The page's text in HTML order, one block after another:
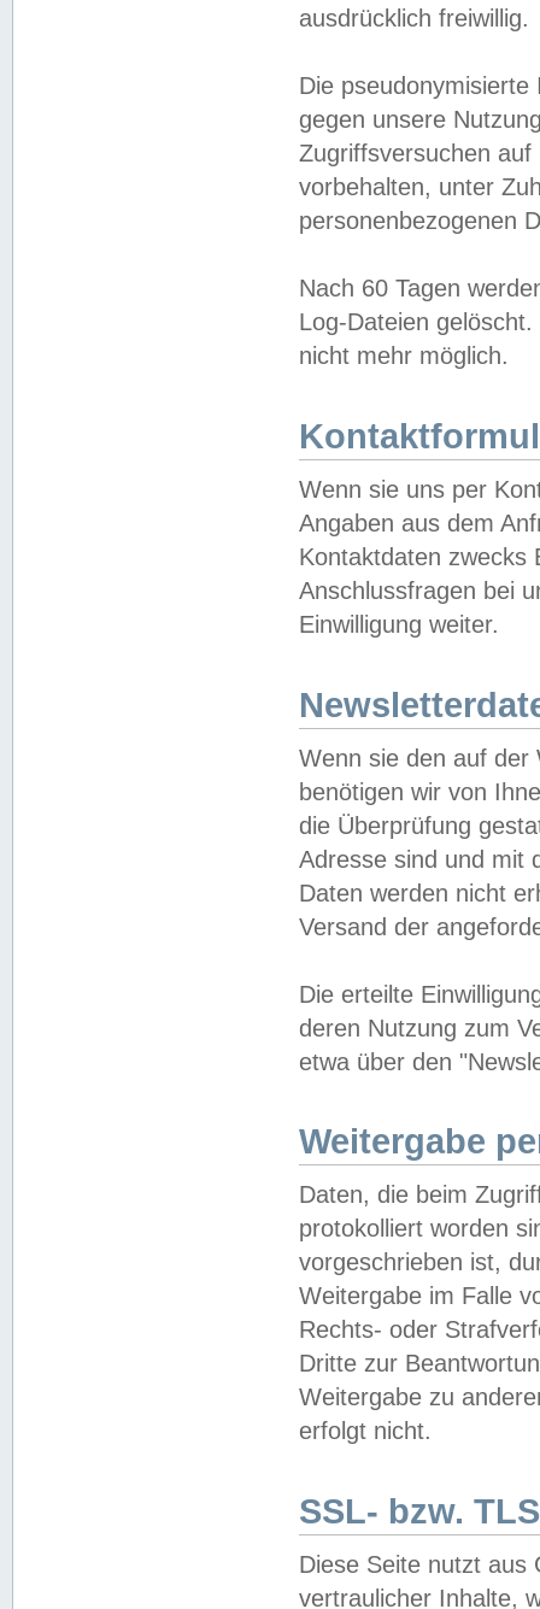
ausdrücklich freiwillig.
Die
gegen unsere
Zugriffsversuchen
vorbehalten, unter
personenbezogenen
Nach 60 Tagen
Log-Dateien
nicht mehr möglich.
Wenn sie uns per
Angaben aus dem
Kontaktdaten zwecks
Anschlussfragen bei
Einwilligung weiter.
Wenn sie den auf der
benötigen wir von
die Überprüfung
Adresse sind und mit
Daten werden nicht
Versand der
Die erteilte
deren Nutzung zum
etwa über den
Weitergabe
Daten, die beim
protokolliert worden
vorgeschrieben ist,
Weitergabe im Falle
Rechts- oder
Dritte zur
Weitergabe zu
erfolgt nicht.
SSL- bzw.
Diese Seite nutzt aus
vertraulicher Inhalte,